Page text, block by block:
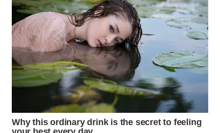
WN
TAPANULI
TENGAH
WN DELI
SERDANG
TINGGI